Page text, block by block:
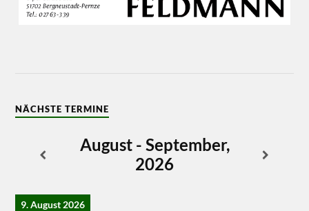
NÄCHSTE TERMINE
August - September,
2026
9. August 2026